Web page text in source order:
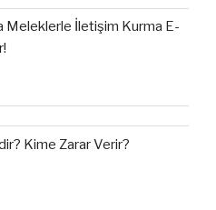
Meleklerle İletişim Kurma E-
Kime Zarar Verir?